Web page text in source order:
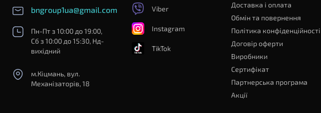
bngroup1ua@gmail.com
Пн-Пт з 10:00 до 19:00,
Сб з 10:00 до 15:30, Нд-
вихідний
м.Кіцмань, вул.
Механізаторів, 18
Viber
Instagram
TikTok
Доставка і оплата
Обмін та повернення
Політика конфіденційності
Договір оферти
Виробники
Сертифікат
Партнерська програма
Акції